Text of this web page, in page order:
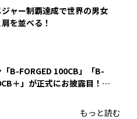
ャー制覇達成で世界の男女
を並べる！
B-FORGED 100CB」「B-
＋」が正式にお披露目！
もっと読む